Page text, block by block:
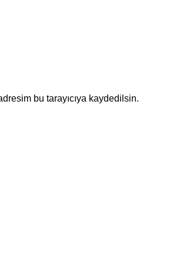
bu tarayıcıya kaydedilsin.